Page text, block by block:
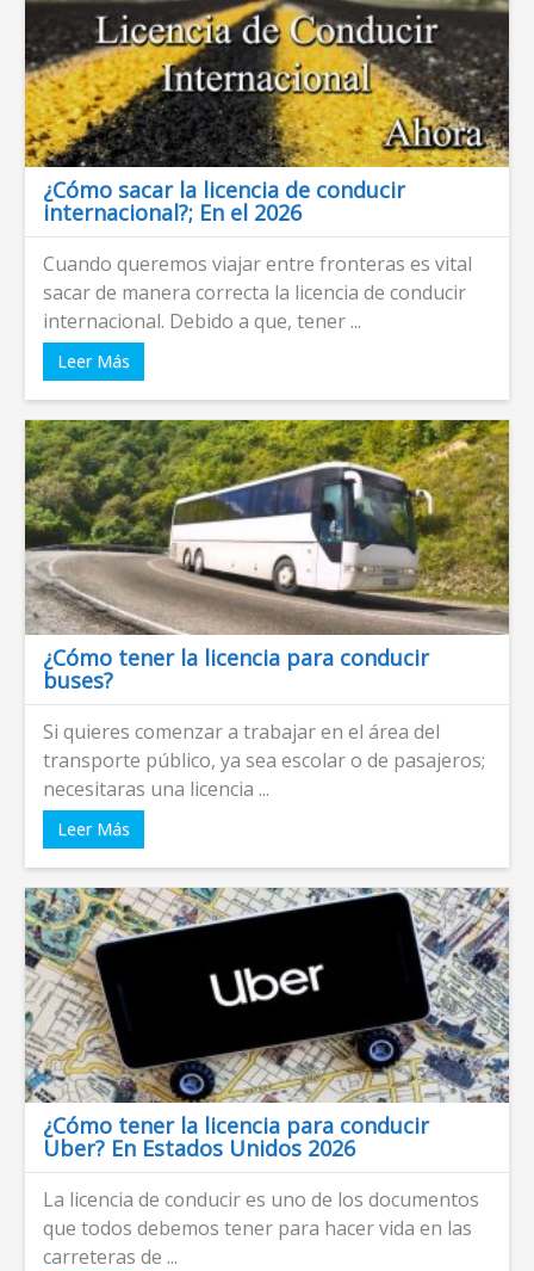
¿Cómo sacar la licencia de conducir
internacional?; En el 2026
Cuando queremos viajar entre fronteras es vital
sacar de manera correcta la licencia de conducir
internacional. Debido a que, tener ...
Leer Más
¿Cómo tener la licencia para conducir
buses?
Si quieres comenzar a trabajar en el área del
transporte público, ya sea escolar o de pasajeros;
necesitaras una licencia ...
Leer Más
¿Cómo tener la licencia para conducir
Uber? En Estados Unidos 2026
La licencia de conducir es uno de los documentos
que todos debemos tener para hacer vida en las
carreteras de ...